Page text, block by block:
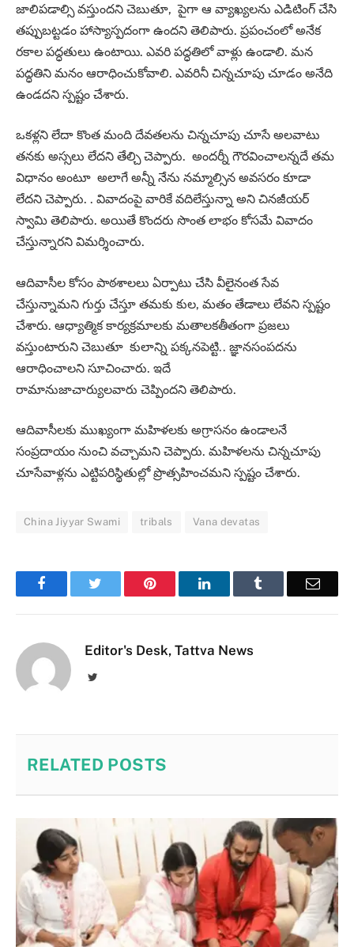
జాలిపడాల్సి వస్తుందని చెబుతూ, పైగా ఆ వ్యాఖ్యలను ఎడిటింగ్‌ చేసి
తప్పుబట్టడం హాస్యాస్పదంగా ఉందని తెలిపారు. ప్రపంచంలో అనేక
రకాల పద్ధతులు ఉంటాయి. ఎవరి పద్ధతిలో వాళ్లు ఉండాలి. మన
పద్ధతిని మనం ఆరాధించుకోవాలి. ఎవరినీ చిన్నచూపు చూడం అనేది
ఉండదని స్పష్టం చేశారు.
ఒకళ్లని లేదా కొంత మంది దేవతలను చిన్నచూపు చూసే అలవాటు
తనకు అస్సలు లేదని తేల్చి చెప్పారు. అందర్నీ గౌరవించాలన్నదే తమ
విధానం అంటూ అలాగే అన్నీ నేను నమ్మాల్సిన అవసరం కూడా
లేదని చెప్పారు. . వివాదంపై వారికే వదిలేస్తున్నా అని చినజీయర్‌
స్వామి తెలిపారు. అయితే కొందరు సొంత లాభం కోసమే వివాదం
చేస్తున్నారని విమర్శించారు.
ఆదివాసీల కోసం పాఠశాలలు ఏర్పాటు చేసి వీలైనంత సేవ
చేస్తున్నామని గుర్తు చేస్తూ తమకు కుల, మతం తేడాలు లేవని స్పష్టం
చేశారు. ఆధ్యాత్మిక కార్యక్రమాలకు మతాలకతీతంగా ప్రజలు
వస్తుంటారుని చెబుతూ కులాన్ని పక్కనపెట్టి.. జ్ఞానసంపదను
ఆరాధించాలని సూచించారు. ఇదే
రామానుజాచార్యులవారు చెప్పిందని తెలిపారు.
ఆదివాసీలకు ముఖ్యంగా మహిళలకు అగ్రాసనం ఉండాలనే
సంప్రదాయం నుంచి వచ్చామని చెప్పారు. మహిళలను చిన్నచూపు
చూసేవాళ్లను ఎట్టిపరిస్థితుల్లో ప్రొత్సహించమని స్పష్టం చేశారు.
China Jiyyar Swami tribals Vana devatas
Facebook Pinterest LinkedIn Email
Editor's Desk, Tattva News
Twitter
RELATED POSTS